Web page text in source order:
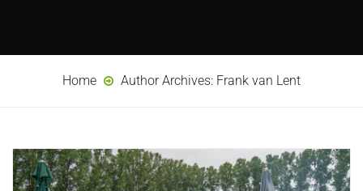
Home Author Archives: Frank van Lent